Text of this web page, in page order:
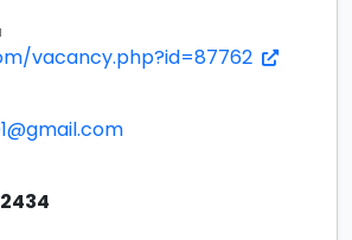
vacancy.php?id=87762